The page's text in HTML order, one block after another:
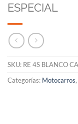
ESPECIAL
SKU: RE 4S BLANCO
Categorías: Motocarros,